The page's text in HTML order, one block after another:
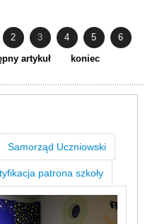
2 3 4 5 6
artykuł koniec
Samorząd Uczniowski
patrona szkoły